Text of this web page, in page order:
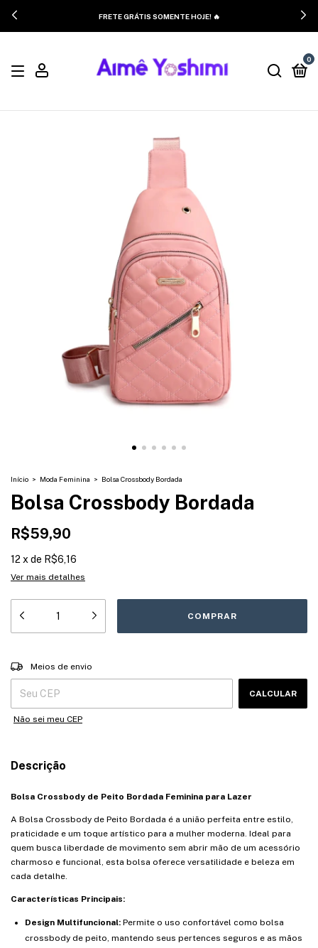
FRETE GRÁTIS SOMENTE HOJE! 🔥
0
Início > Moda Feminina > Bolsa Crossbody Bordada
Bolsa Crossbody Bordada
R$59,90
12 x de R$6,16
Ver mais detalhes
Entregas para o CEP:
Meios de envio
CALCULAR
Não sei meu CEP
Descrição
Bolsa Crossbody de Peito Bordada Feminina para Lazer
A Bolsa Crossbody de Peito Bordada é a união perfeita entre estilo,
praticidade e um toque artístico para a mulher moderna. Ideal para
quem busca liberdade de movimento sem abrir mão de um acessório
charmoso e funcional, esta bolsa oferece versatilidade e beleza em
cada detalhe.
Características Principais:
Design Multifuncional: Permite o uso confortável como bolsa
crossbody de peito, mantendo seus pertences seguros e as mãos